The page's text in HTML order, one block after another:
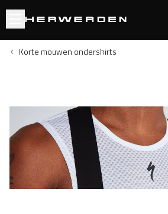
Open menu
Korte mouwen ondershirts